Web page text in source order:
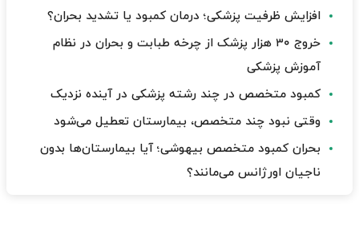
افزایش ظرفیت پزشکی؛ درمان کمبود یا تشدید بحران؟
خروج ۳۰ هزار پزشک از چرخه طبابت و بحران در نظام
آموزش پزشکی
کمبود متخصص در چند رشته پزشکی در آینده نزدیک
وقتی نبود چند متخصص، بیمارستان تعطیل می‌شود
بحران کمبود متخصص بیهوشی؛ آیا بیمارستان‌ها بدون
ناجیان اورژانس می‌مانند؟